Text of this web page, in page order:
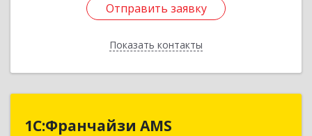
Отправить заявку
Показать контакты
Отправить заявку
Назад
1С:Франчайзи AMS